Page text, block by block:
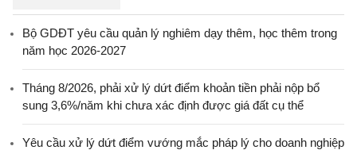
Bộ GDĐT yêu cầu quản lý nghiêm dạy thêm, học thêm trong
năm học 2026-2027
Tháng 8/2026, phải xử lý dứt điểm khoản tiền phải nộp bổ
sung 3,6%/năm khi chưa xác định được giá đất cụ thể
Yêu cầu xử lý dứt điểm vướng mắc pháp lý cho doanh nghiệp